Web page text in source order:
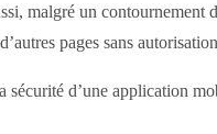
malgré un
pages sans
sécurité d’une application